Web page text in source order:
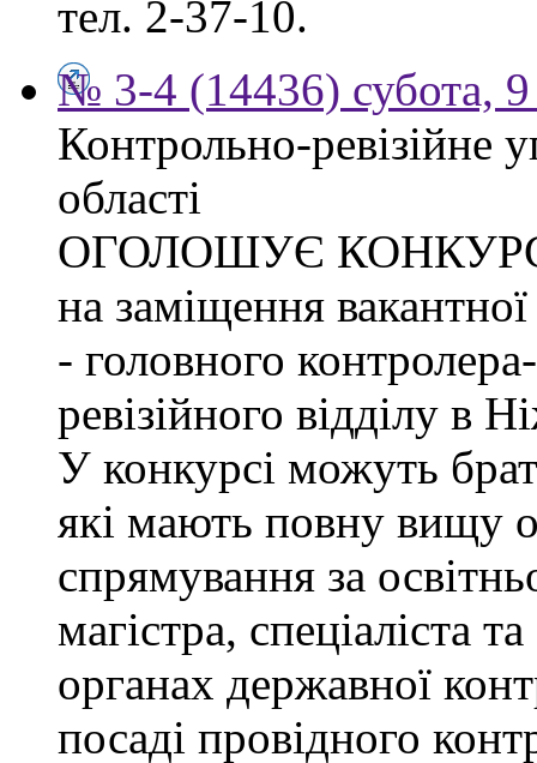
тел. 2-37-10.
№ 3-4 (14436) субота, 9
Контрольно-ревізійне
області
ОГОЛОШУЄ
на заміщення
- головного
ревізійного відділу в
У конкурсі можуть
які мають повну вищу
спрямування за
магістра, спеціаліста
органах державної
посаді провідного